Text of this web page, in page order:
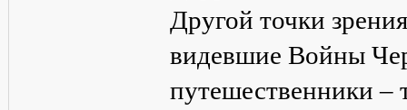
Другой точки
видевшие Войны
путешественники –